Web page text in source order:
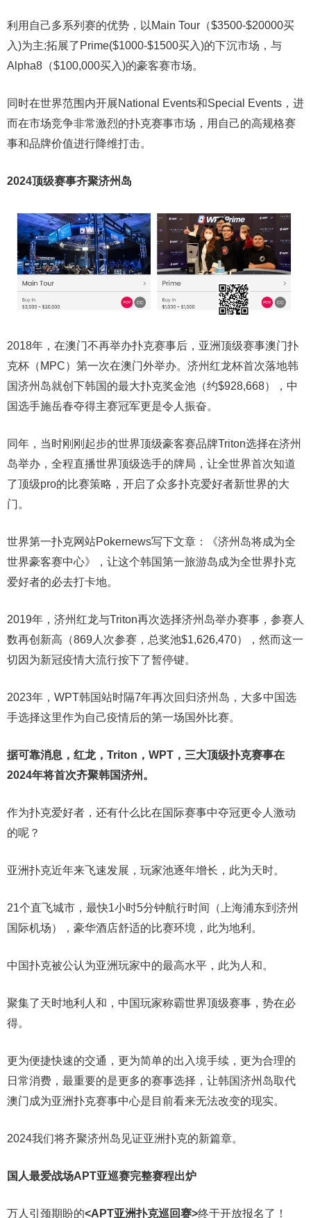
利用自己多系列赛的优势，以Main Tour（$3500-$20000买
入)为主;拓展了Prime($1000-$1500买入)的下沉市场，与
Alpha8（$100,000买入)的豪客赛市场。
同时在世界范围内开展National Events和Special Events，进
而在市场竞争非常激烈的扑克赛事市场，用自己的高规格赛
事和品牌价值进行降维打击。
2024顶级赛事齐聚济州岛
2018年，在澳门不再举办扑克赛事后，亚洲顶级赛事澳门扑
克杯（MPC）第一次在澳门外举办。济州红龙杯首次落地韩
国济州岛就创下韩国的最大扑克奖金池（约$928,668），中
国选手施岳春夺得主赛冠军更是令人振奋。
同年，当时刚刚起步的世界顶级豪客赛品牌Triton选择在济州
岛举办，全程直播世界顶级选手的牌局，让全世界首次知道
了顶级pro的比赛策略，开启了众多扑克爱好者新世界的大
门。
世界第一扑克网站Pokernews写下文章：《济州岛将成为全
世界豪客赛中心》，让这个韩国第一旅游岛成为全世界扑克
爱好者的必去打卡地。
2019年，济州红龙与Triton再次选择济州岛举办赛事，参赛人
数再创新高（869人次参赛，总奖池$1,626,470），然而这一
切因为新冠疫情大流行按下了暂停键。
2023年，WPT韩国站时隔7年再次回归济州岛，大多中国选
手选择这里作为自己疫情后的第一场国外比赛。
据可靠消息，红龙，Triton，WPT，三大顶级扑克赛事在
2024年将首次齐聚韩国济州。
作为扑克爱好者，还有什么比在国际赛事中夺冠更令人激动
的呢？
亚洲扑克近年来飞速发展，玩家池逐年增长，此为天时。
21个直飞城市，最快1小时5分钟航行时间（上海浦东到济州
国际机场），豪华酒店舒适的比赛环境，此为地利。
中国扑克被公认为亚洲玩家中的最高水平，此为人和。
聚集了天时地利人和，中国玩家称霸世界顶级赛事，势在必
得。
更为便捷快速的交通，更为简单的出入境手续，更为合理的
日常消费，最重要的是更多的赛事选择，让韩国济州岛取代
澳门成为亚洲扑克赛事中心是目前看来无法改变的现实。
2024我们将齐聚济州岛见证亚洲扑克的新篇章。
国人最爱战场APT亚巡赛完整赛程出炉
万人引颈期盼的<APT亚洲扑克巡回赛>终于开放报名了！